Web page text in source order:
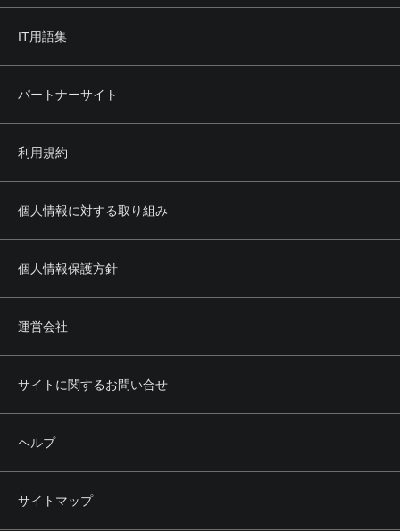
IT用語集
パートナーサイト
利用規約
個人情報に対する取り組み
個人情報保護方針
運営会社
サイトに関するお問い合せ
ヘルプ
サイトマップ